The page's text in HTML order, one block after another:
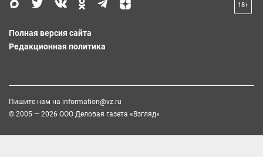
18+
Полная версия сайта
Редакционная политика
Пишите нам на information@vz.ru
© 2005 — 2026 ООО Деловая газета «Взгляд»